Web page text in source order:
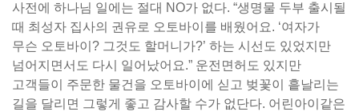
사전에 하나님 일에는 절대 NO가 없다. “생명물 두부 출시될
때 최성자 집사의 권유로 오토바이를 배웠어요. ‘여자가
무슨 오토바이? 그것도 할머니가?’ 하는 시선도 있었지만
넘어지면서도 다시 일어났어요.” 운전면허도 있지만
고객들이 주문한 물건을 오토바이에 싣고 벚꽃이 흩날리는
길을 달리면 그렇게 좋고 감사할 수가 없단다. 어린아이같은